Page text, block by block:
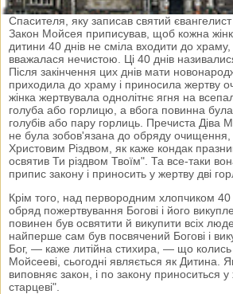
Празник Стрітення засновується на події
Спасителя, яку записав святий
Закон Мойсея приписував, щоб кожна
дитини 40 днів не сміла входити до
вважалася нечистою. Ці 40 днів
Після закінчення цих днів мати
приходила до храму і приносила жертву
жінка жертвувала однолітнє ягня на
голуба або горлицю, а вбога повинна
голубів або пару горлиць. Пречиста Діва
не була зобов'язана до обряду очищення,
Христовим Різдвом, як каже кондак
освятив Ти різдвом Твоїм". Та все-таки
припис закону і приносить у жертву дві
Крім того, над первородним хлопчиком
обряд пожертвування Богові і його
повинен був освятити й викупити всіх
найперше сам був посвячений Богові і
Бог, — каже литійна стихира, — що
Мойсееві, сьогодні являється як Дитина.
виповняє закон, і по закону приноситься у
старцеві".